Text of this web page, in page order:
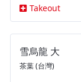
Takeout
雪烏龍 大
茶葉 (台灣)